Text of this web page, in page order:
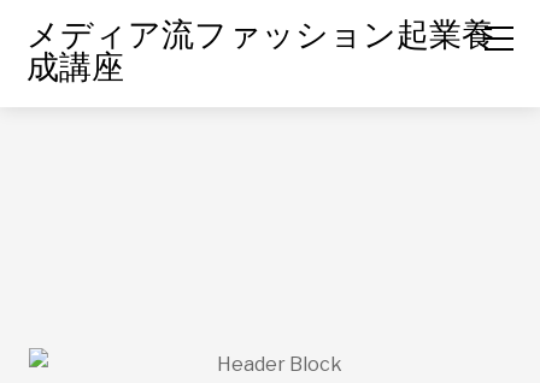
メディア流ファッション起業養
成講座